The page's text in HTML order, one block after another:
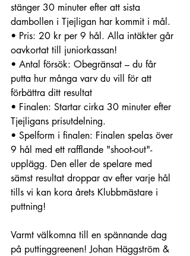
stänger 30 minuter efter att sista
dambollen i Tjejligan har kommit i mål.
• Pris: 20 kr per 9 hål. Alla intäkter går
oavkortat till juniorkassan!
• Antal försök: Obegränsat – du får
putta hur många varv du vill för att
förbättra ditt resultat
• Finalen: Startar cirka 30 minuter efter
Tjejligans prisutdelning.
• Spelform i finalen: Finalen spelas över
9 hål med ett rafflande "shoot-out"-
upplägg. Den eller de spelare med
sämst resultat droppar av efter varje hål
tills vi kan kora årets Klubbmästare i
puttning!
Varmt välkomna till en spännande dag
på puttinggreenen! Johan Häggström &